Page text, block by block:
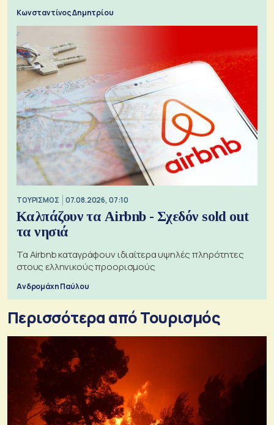
Κωνσταντίνος Δημητρίου
ΤΟΥΡΙΣΜΟΣ 07.08.2026, 07:10
Καλπάζουν τα Airbnb - Σχεδόν sold out
τα νησιά
Τα Airbnb καταγράφουν ιδιαίτερα υψηλές πληρότητες
στους ελληνικούς προορισμούς
Ανδρομάχη Παύλου
Περισσότερα από Τουρισμός